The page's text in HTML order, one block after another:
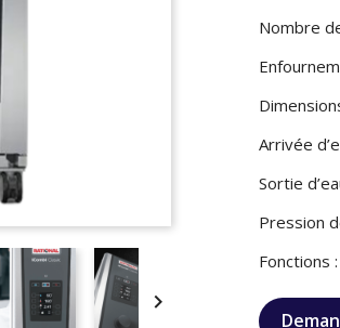

Nombre
Arrivée
Sortie
Pression
Fonctions